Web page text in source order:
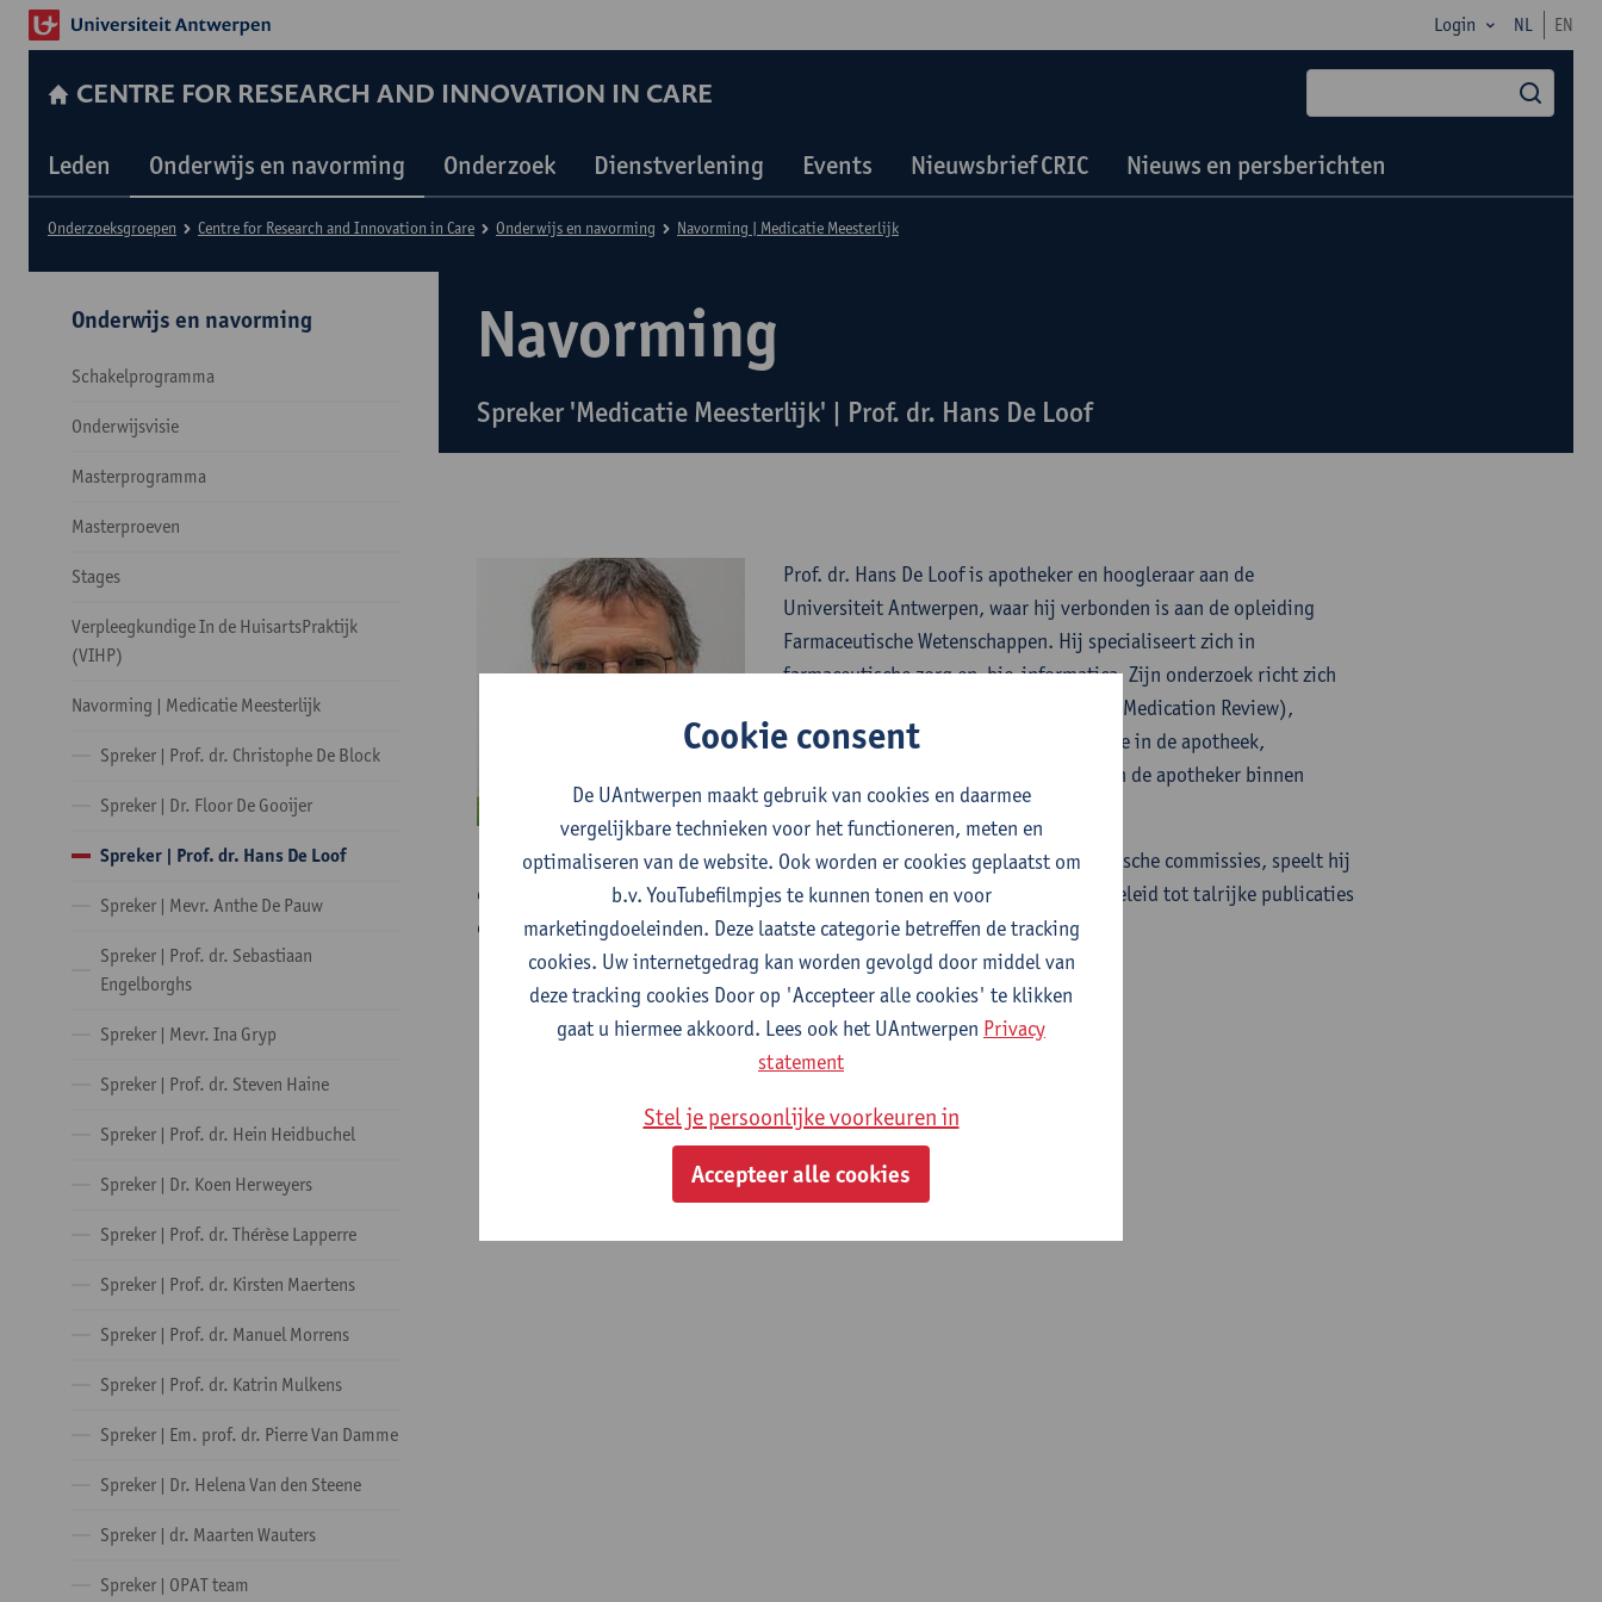
Login NL EN
CENTRE FOR RESEARCH AND INNOVATION IN CARE
Leden Onderwijs en navorming Onderzoek Dienstverlening Events Nieuwsbrief CRIC Nieuws en persberichten
Navorming
Spreker 'Medicatie Meesterlijk' | Prof. dr. Hans De Loof
Onderzoeksgroepen Centre for Research and Innovation in Care Onderwijs en navorming Navorming | Medicatie Meesterlijk
Onderwijs en navorming
Schakelprogramma
Onderwijsvisie
Masterprogramma
Masterproeven
Stages
Verpleegkundige In de HuisartsPraktijk
(VIHP)
Navorming | Medicatie Meesterlijk
Spreker | Prof. dr. Christophe De Block
Spreker | Dr. Floor De Gooijer
Spreker | Prof. dr. Hans De Loof
Spreker | Mevr. Anthe De Pauw
Spreker | Prof. dr. Sebastiaan
Engelborghs
Spreker | Mevr. Ina Gryp
Spreker | Prof. dr. Steven Haine
Spreker | Prof. dr. Hein Heidbuchel
Spreker | Dr. Koen Herweyers
Spreker | Prof. dr. Thérèse Lapperre
Spreker | Prof. dr. Kirsten Maertens
Spreker | Prof. dr. Manuel Morrens
Spreker | Prof. dr. Katrin Mulkens
Spreker | Em. prof. dr. Pierre Van Damme
Spreker | Dr. Helena Van den Steene
Spreker | dr. Maarten Wauters
Spreker | OPAT team
Prof. dr. Hans De Loof is apotheker en hoogleraar aan de
Universiteit Antwerpen, waar hij verbonden is aan de opleiding
Farmaceutische Wetenschappen. Hij specialiseert zich in
farmaceutische zorg en bio-informatica. Zijn onderzoek richt zich
onder andere op medicatiebeoordeling (Medication Review),
de toepassing van artificiële intelligentie in de apotheek,
toegankelijkheid in de zorg en de rol van de apotheker binnen
interdisciplinaire zorgteams.
Als voorzitter van verschillende academische commissies, speelt hij
een sleutelrol in de opleiding van toekomstige apothekers. Zijn werk heeft geleid tot talrijke publicaties
en internationale samenwerkingen.
Cookie consent
De UAntwerpen maakt gebruik van cookies en daarmee
vergelijkbare technieken voor het functioneren, meten en
optimaliseren van de website. Ook worden er cookies geplaatst om
b.v. YouTubefilmpjes te kunnen tonen en voor
marketingdoeleinden. Deze laatste categorie betreffen de tracking
cookies. Uw internetgedrag kan worden gevolgd door middel van
deze tracking cookies Door op 'Accepteer alle cookies' te klikken
gaat u hiermee akkoord. Lees ook het UAntwerpen Privacy
statement
Stel je persoonlijke voorkeuren in
Accepteer alle cookies